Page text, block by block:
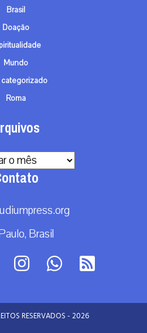
Brasil
Doação
Mundo
categorizado
Roma
Brasil
RESERVADOS - 2026